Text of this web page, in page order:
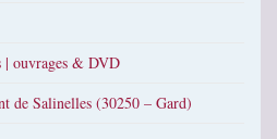
| ouvrages & DVD
de Salinelles (30250 – Gard)